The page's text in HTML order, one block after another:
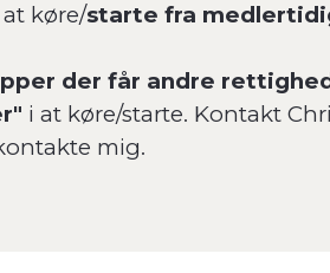
køre/starte fra
der får andre
i at køre/starte. Kontakt
mig.